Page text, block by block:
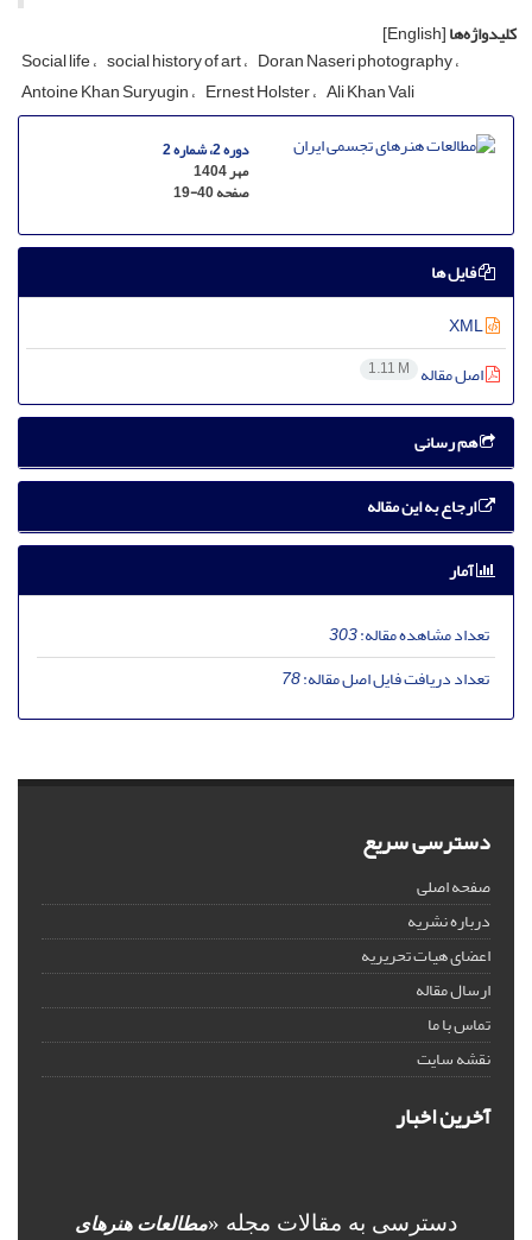
کلیدواژه‌ها[English]
Social life social history of art Doran Naseri photography
Antoine Khan Suryugin Ernest Holster Ali Khan Vali
دوره 2، شماره 2
مهر 1404
صفحه19-40
فایل ها
اصل مقاله 1.11 M
هم رسانی
ارجاع به این مقاله
آمار
تعداد مشاهده مقاله:303
تعداد دریافت فایل اصل مقاله:78
دسترسی سریع
صفحه اصلی
درباره نشریه
اعضای هیات تحریریه
ارسال مقاله
تماس با ما
نقشه سایت
آخرین اخبار
دسترسی به مقالات مجله «مطالعات هنرهای